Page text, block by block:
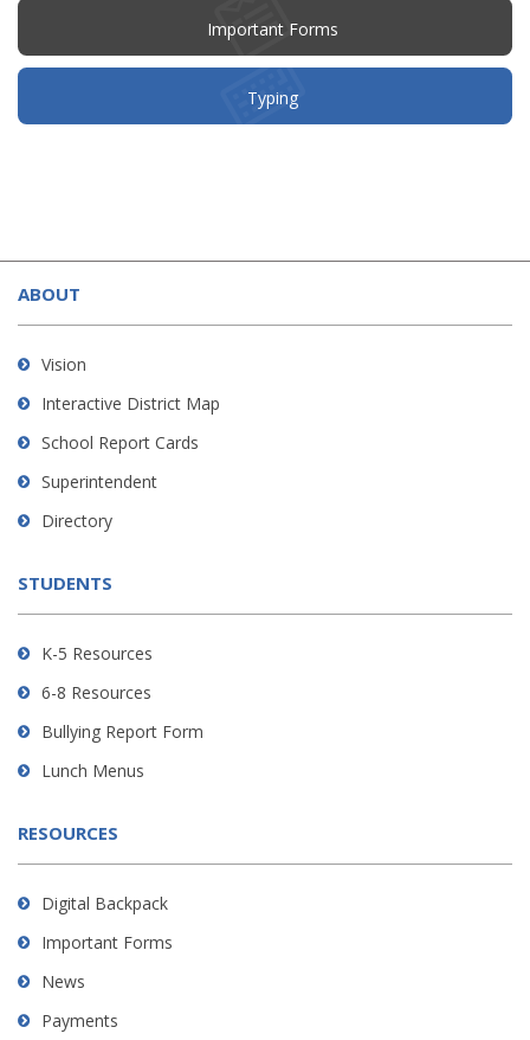
Important Forms
Typing
site
provides
information
using
visit
this
link
download
Adobe
Reader
DC
ABOUT
Vision
Interactive District Map
School Report Cards
Superintendent
Directory
STUDENTS
K-5 Resources
6-8 Resources
Bullying Report Form
Lunch Menus
RESOURCES
Digital Backpack
Important Forms
News
Payments